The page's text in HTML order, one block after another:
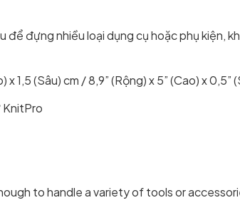
đựng nhiều loại dụng cụ hoặc phụ kiện,
1,5 (Sâu) cm / 8,9” (Rộng) x 5” (Cao) x 0,5”
KnitPro
to handle a variety of tools or